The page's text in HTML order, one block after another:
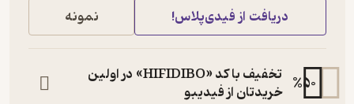
دریافت از فیدی‌پلاس! نمونه
%50
تخفیف با کد «HIFIDIBO» در اولین
خریدتان از فیدیبو